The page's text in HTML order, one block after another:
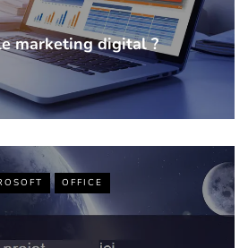
marketing digital ?
OFFICE